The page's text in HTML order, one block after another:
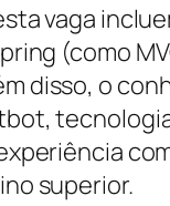
vaga
(como
disso, o
superior.